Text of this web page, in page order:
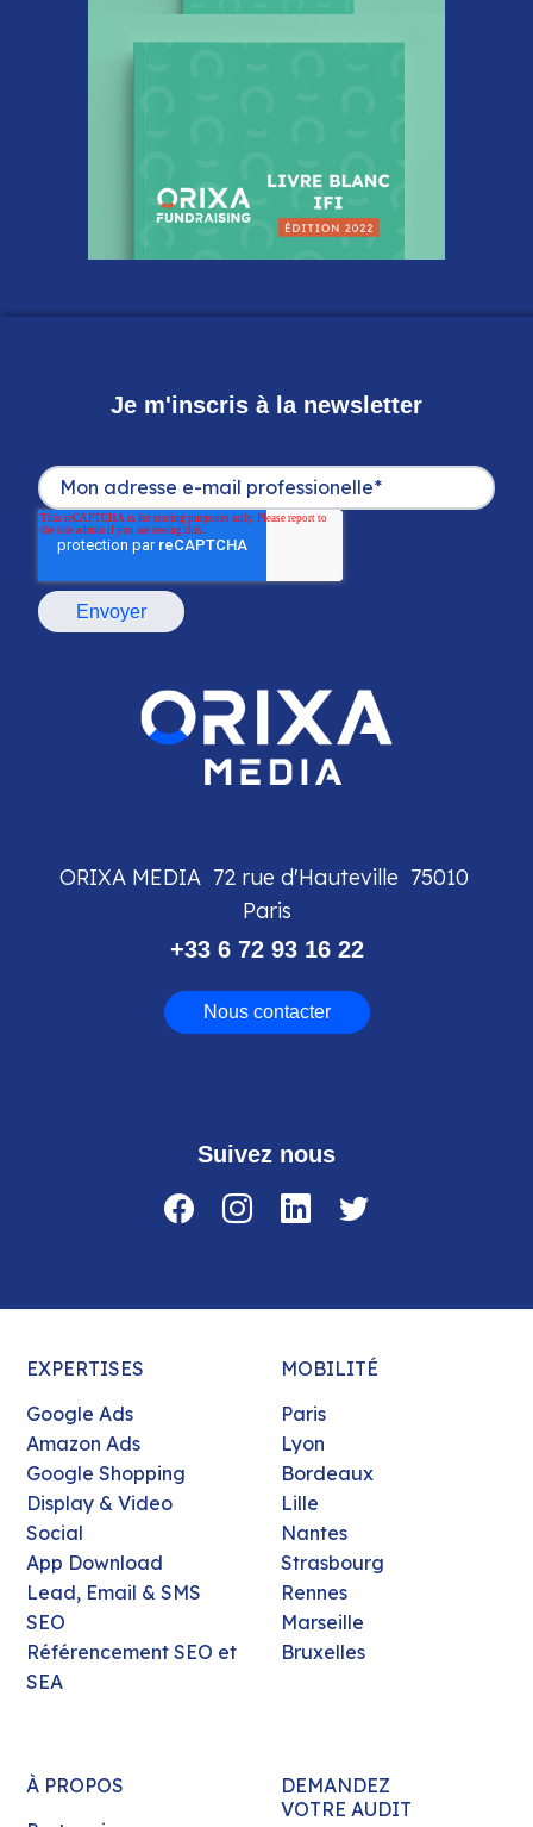
Je m'inscris à la newsletter
ORIXA MEDIA 72 rue d'Hauteville 75010
Paris
+33 6 72 93 16 22
Nous contacter
Suivez nous
EXPERTISES
Google Ads
Amazon Ads
Google Shopping
Display & Video
Social
App Download
Lead, Email & SMS
SEO
Référencement SEO et
SEA
MOBILITÉ
Paris
Lyon
Bordeaux
Lille
Nantes
Strasbourg
Rennes
Marseille
Bruxelles
À PROPOS
DEMANDEZ
VOTRE AUDIT